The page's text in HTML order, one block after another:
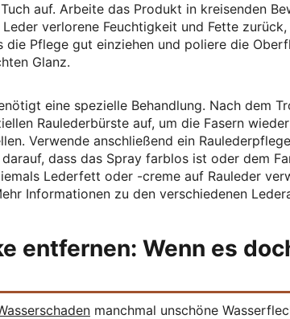
auf. Arbeite das Produkt in kreisenden
verlorene Feuchtigkeit und Fette
Pflege gut einziehen und poliere die
Glanz.
eine spezielle Behandlung. Nach dem
Raulederbürste auf, um die Fasern wieder
Verwende anschließend ein
dass das Spray farblos ist oder dem
Lederfett oder -creme auf Rauleder
Informationen zu den verschiedenen
entfernen: Wenn es
manchmal unschöne